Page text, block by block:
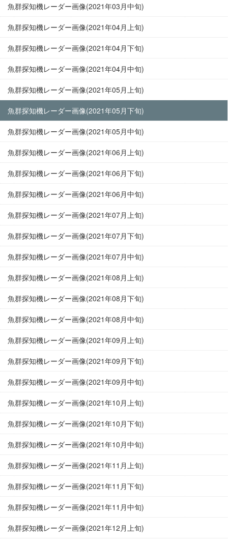
魚群探知機レーダー画像(2021年03月中旬)
魚群探知機レーダー画像(2021年04月上旬)
魚群探知機レーダー画像(2021年04月下旬)
魚群探知機レーダー画像(2021年04月中旬)
魚群探知機レーダー画像(2021年05月上旬)
魚群探知機レーダー画像(2021年05月下旬)
魚群探知機レーダー画像(2021年05月中旬)
魚群探知機レーダー画像(2021年06月上旬)
魚群探知機レーダー画像(2021年06月下旬)
魚群探知機レーダー画像(2021年06月中旬)
魚群探知機レーダー画像(2021年07月上旬)
魚群探知機レーダー画像(2021年07月下旬)
魚群探知機レーダー画像(2021年07月中旬)
魚群探知機レーダー画像(2021年08月上旬)
魚群探知機レーダー画像(2021年08月下旬)
魚群探知機レーダー画像(2021年08月中旬)
魚群探知機レーダー画像(2021年09月上旬)
魚群探知機レーダー画像(2021年09月下旬)
魚群探知機レーダー画像(2021年09月中旬)
魚群探知機レーダー画像(2021年10月上旬)
魚群探知機レーダー画像(2021年10月下旬)
魚群探知機レーダー画像(2021年10月中旬)
魚群探知機レーダー画像(2021年11月上旬)
魚群探知機レーダー画像(2021年11月下旬)
魚群探知機レーダー画像(2021年11月中旬)
魚群探知機レーダー画像(2021年12月上旬)